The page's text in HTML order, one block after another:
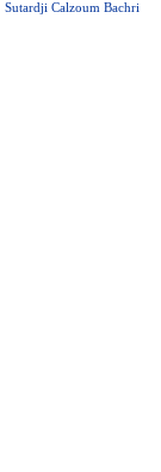
Sutardji Calzoum Bachri